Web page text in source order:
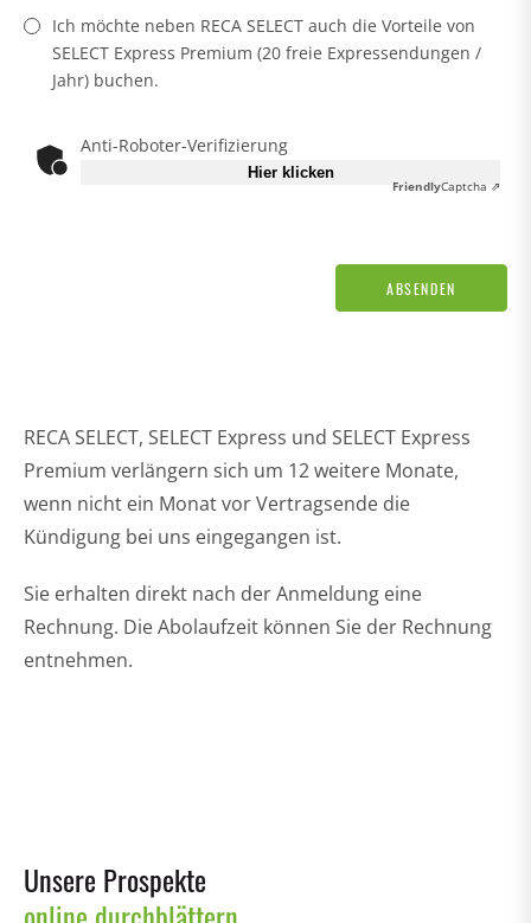
Ich möchte neben RECA SELECT auch die Vorteile von
SELECT Express Premium (20 freie Expressendungen /
Jahr) buchen.
Anti-Roboter-Verifizierung
Hier klicken
FriendlyCaptcha ⇗
ABSENDEN
RECA SELECT, SELECT Express und SELECT Express
Premium verlängern sich um 12 weitere Monate,
wenn nicht ein Monat vor Vertragsende die
Kündigung bei uns eingegangen ist.
Sie erhalten direkt nach der Anmeldung eine
Rechnung. Die Abolaufzeit können Sie der Rechnung
entnehmen.
Unsere Prospekte